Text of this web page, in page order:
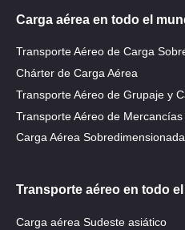
Carga aérea en todo el
Transporte Aéreo de Carga
Chárter de Carga Aérea
Transporte Aéreo de Grupaje y
Transporte Aéreo de
Carga Aérea Sobredimensionada
Transporte aéreo en todo
Carga aérea Sudeste asiático